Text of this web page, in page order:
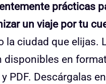
prácticas
un viaje por tu
la ciudad que elijas.
disponibles en
PDF. Descárgalas